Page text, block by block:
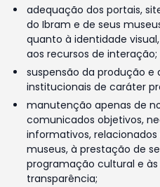
adequação dos portais,
do Ibram e de seus
quanto à identidade
aos recursos de interação;
suspensão da produção
institucionais de caráter
manutenção apenas de
comunicados objetivos,
informativos,
museus, à prestação de
programação cultural e
transparência;